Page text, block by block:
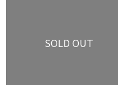
SOLD OUT